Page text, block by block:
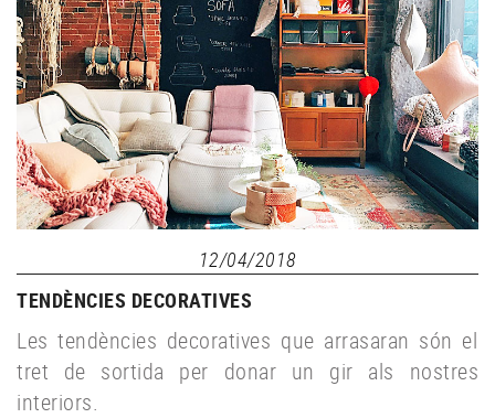
12/04/2018
TENDÈNCIES DECORATIVES
Les tendències decoratives que arrasaran són el
tret de sortida per donar un gir als nostres
interiors.